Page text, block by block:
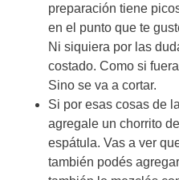
preparación tiene
en el punto que te
Ni siquiera por las
costado. Como si
Sino se va a cortar.
Si por esas cosas de
agregale un chorrito
espátula. Vas a ver
también podés